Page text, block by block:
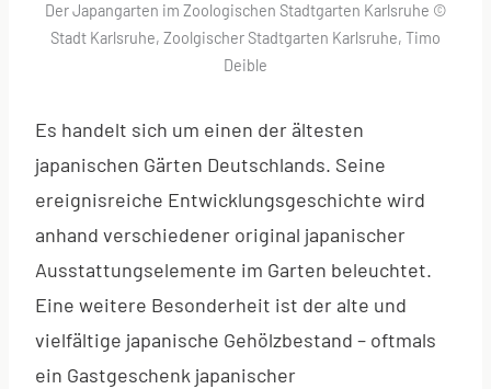
Der Japangarten im Zoologischen Stadtgarten Karlsruhe ©
Stadt Karlsruhe, Zoolgischer Stadtgarten Karlsruhe, Timo
Deible
Es handelt sich um einen der ältesten
japanischen Gärten Deutschlands. Seine
ereignisreiche Entwicklungsgeschichte wird
anhand verschiedener original japanischer
Ausstattungselemente im Garten beleuchtet.
Eine weitere Besonderheit ist der alte und
vielfältige japanische Gehölzbestand – oftmals
ein Gastgeschenk japanischer